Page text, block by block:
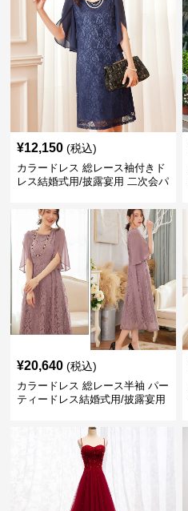
¥12,150 (税込)
カラードレス 総レース袖付きド
レス結婚式用/披露宴用 二次会パ
¥20,640 (税込)
カラードレス 総レース半袖 パー
ティードレス結婚式用/披露宴用